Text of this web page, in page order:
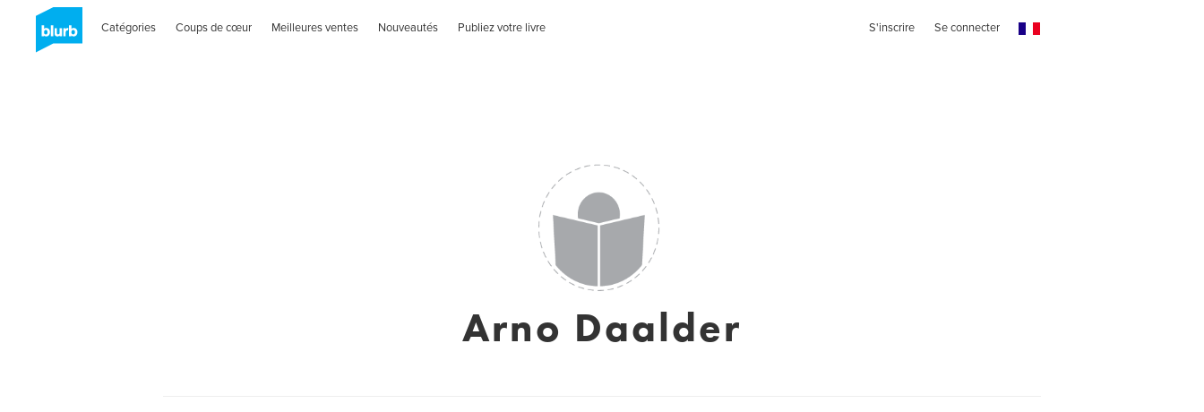
Catégories Coups de cœur Meilleures ventes Nouveautés Publiez votre livre S'inscrire Se connecter
Arno Daalder